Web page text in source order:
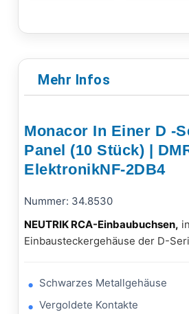
Mehr Infos
Monacor In Einer D -
Panel (10 Stück) |
ElektronikNF-2DB4
Nummer: 34.8530
NEUTRIK RCA-Einbaubuchsen,
Einbausteckergehäuse der D-
Schwarzes Metallgehäuse
Vergoldete Kontakte